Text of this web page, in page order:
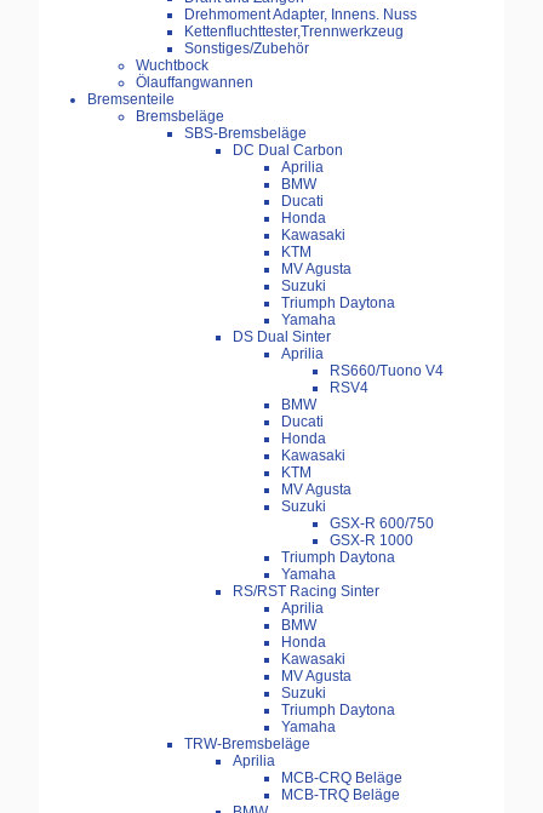
Drehmoment Adapter, Innens. Nuss
Kettenfluchttester,Trennwerkzeug
Sonstiges/Zubehör
Wuchtbock
Ölauffangwannen
Bremsenteile
Bremsbeläge
SBS-Bremsbeläge
DC Dual Carbon
Aprilia
BMW
Ducati
Honda
Kawasaki
KTM
MV Agusta
Suzuki
Triumph Daytona
Yamaha
DS Dual Sinter
Aprilia
RS660/Tuono V4
RSV4
BMW
Ducati
Honda
Kawasaki
KTM
MV Agusta
Suzuki
GSX-R 600/750
GSX-R 1000
Triumph Daytona
Yamaha
RS/RST Racing Sinter
Aprilia
BMW
Honda
Kawasaki
MV Agusta
Suzuki
Triumph Daytona
Yamaha
TRW-Bremsbeläge
Aprilia
MCB-CRQ Beläge
MCB-TRQ Beläge